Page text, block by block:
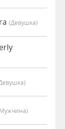
(девушка)